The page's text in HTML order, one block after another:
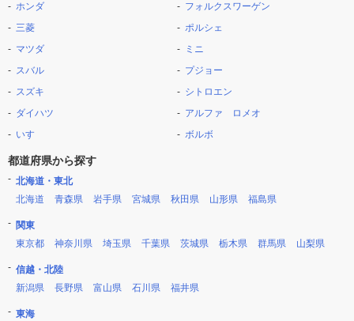
ホンダ
三菱
マツダ
スバル
スズキ
ダイハツ
いすゞ
フォルクスワーゲン
ポルシェ
ミニ
プジョー
シトロエン
アルファ ロメオ
ボルボ
都道府県から探す
北海道・東北
北海道
青森県 岩手県 宮城県 秋田県 山形県 福島県
関東
東京都
神奈川県 埼玉県 千葉県 茨城県 栃木県 群馬県 山梨県
信越・北陸
新潟県
長野県 富山県 石川県 福井県
東海